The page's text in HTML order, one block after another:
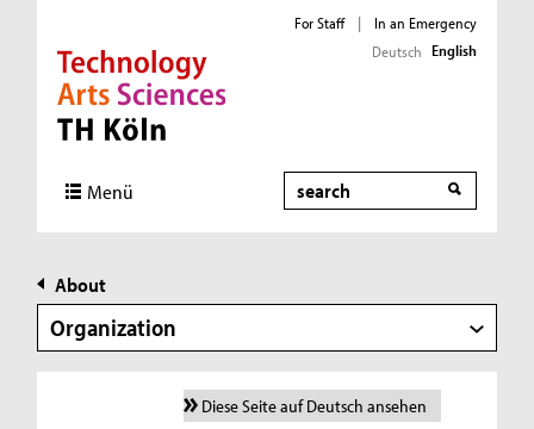
Direkt zur Hauptnavigation
Direkt zur Subnavigation
Direkt zum Inhalt
Direkt zum Fußbereich
For Staff |
In an Emergency
Deutsch English
Menü Search
About
Organization
Diese Seite auf Deutsch ansehen